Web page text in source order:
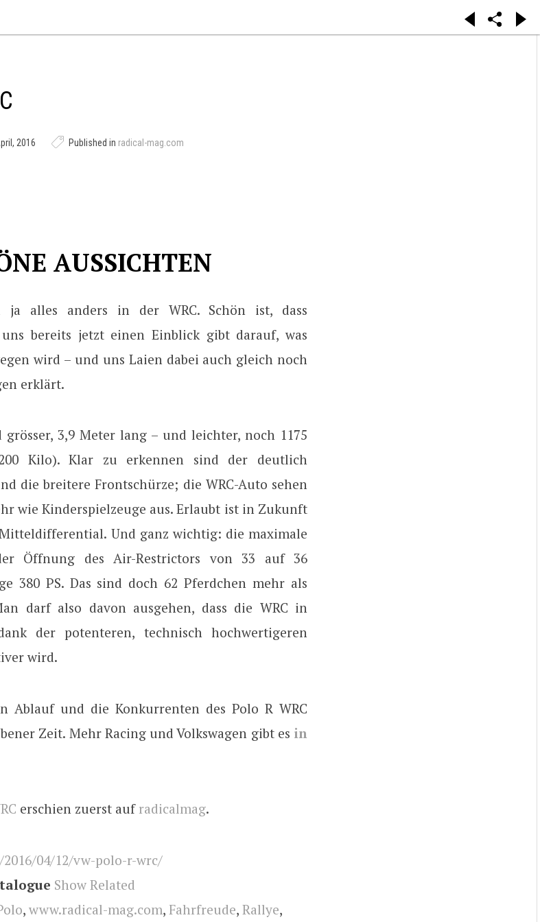
2016 Published in radical-mag.com
AUSSICHTEN
ja alles anders in der WRC. Schön ist, dass
bereits jetzt einen Einblick gibt darauf, was
wird – und uns Laien dabei auch gleich noch
erklärt.
3,9 Meter lang – und leichter, noch 1175
Kilo). Klar zu erkennen sind der deutlich
die breitere Frontschürze; die WRC-Auto sehen
wie Kinderspielzeuge aus. Erlaubt ist in Zukunft
Und ganz wichtig: die maximale
Öffnung des Air-Restrictors von 33 auf 36
380 PS. Das sind doch 62 Pferdchen mehr als
darf also davon ausgehen, dass die WRC in
der potenteren, technisch hochwertigeren
wird.
Ablauf und die Konkurrenten des Polo R WRC
Zeit. Mehr Racing und Volkswagen gibt es in
erschien zuerst auf radicalmag.
04/12/vw-polo-r-wrc/
Show Related
, www.radical-mag.com, Fahrfreude, Rallye,